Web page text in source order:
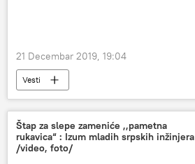
21 Decembar 2019, 19:04
Vesti
Štap za slepe zameniće ,,pametna
rukavica“ : Izum mladih srpskih inžinjera
/video, foto/